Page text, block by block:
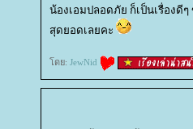
น้องเอมปลอดภัย ก็เป็นเรื่องดีๆ
สุดยอดเลยคะ
ดย: JewNid